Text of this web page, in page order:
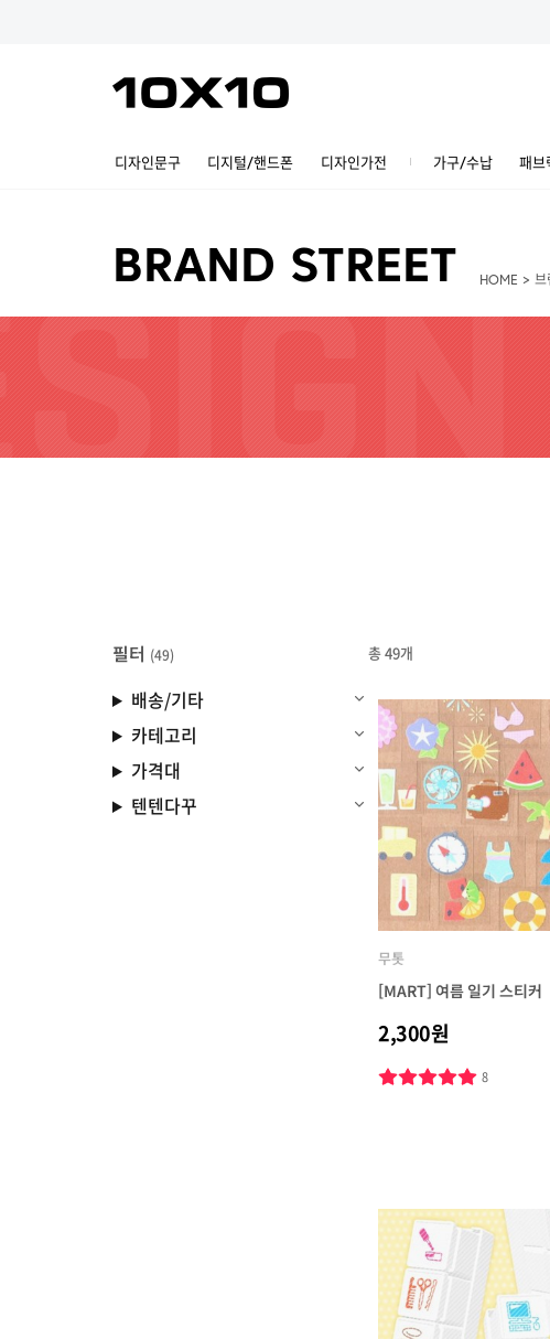
디자인문구 디지털/핸드폰 디자인가전 가구/수납 패브
BRAND STREET HOME > 브
필터 (49)
배송/기타
카테고리
가격대
텐텐다꾸
총 49개
무톳
[MART] 여름 일기 스티커
2,300원
8